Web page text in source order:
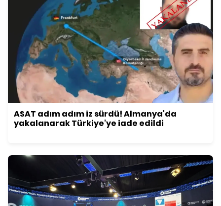
ASAT adım adım iz sürdü! Almanya'da
yakalanarak Türkiye'ye iade edildi